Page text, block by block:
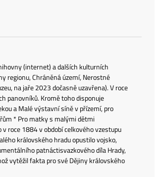
(internet) a dalších kulturních
regionu, Chráněná území, Nerostné
na jaře 2023 dočasně uzavřena). V roce
panovníků. Kromě toho disponuje
a Malé výstavní síně v přízemí, pro
* Pro matky s malými dětmi
roce 1884 v období celkového vzestupu
královského hradu opustilo vojsko,
patnáctisvazkového díla Hrady,
vytěžil fakta pro své Dějiny královského